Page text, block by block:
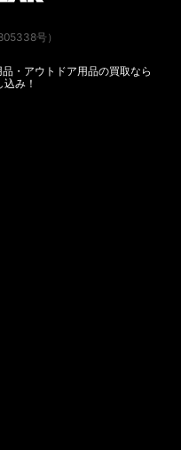
号）
・アウトドア用品の買取なら
み！